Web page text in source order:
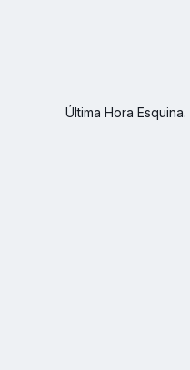
Última Hora Esquina.